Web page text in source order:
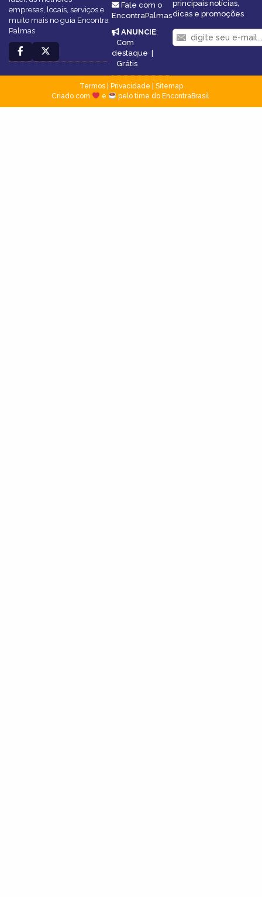
empresas, locais, serviços e
muito mais no guia Encontra
Palmas.
Fale com o
EncontraPalmas
ANUNCIE:
Com
destaque
Grátis
principais notícias,
dicas e promoções
Termos| Privacidade
Sitemap
Criado com
e pelo time do EncontraBrasil